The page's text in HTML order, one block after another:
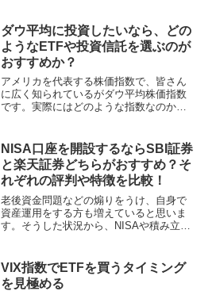
のですが、米国の中小小型株まで幅広く
投資したいと思われ...
ダウ平均に投資したいなら、どの
ようなETFや投資信託を選ぶのが
おすすめか？
アメリカを代表する株価指数で、皆さん
に広く知られているがダウ平均株価指数
です。実際にはどのような指数なのか？
して、ダウ平均株価指数に投資するため
にはどのような商品を選ぶ...
NISA口座を開設するならSBI証券
と楽天証券どちらがおすすめ？そ
れぞれの評判や特徴を比較！
老後資金問題などの煽りをうけ、自身で
資産運用をする方も増えていると思いま
す。そうした状況から、NISAや積み立て
会社で開設すればよいかわからない」こ
んな方に、おすす...
VIX指数でETFを買うタイミング
を見極める